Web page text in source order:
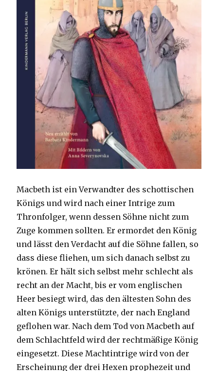
Macbeth ist ein Verwandter des schottischen
Königs und wird nach einer Intrige zum
Thronfolger, wenn dessen Söhne nicht zum
Zuge kommen sollten. Er ermordet den König
und lässt den Verdacht auf die Söhne fallen, so
dass diese fliehen, um sich danach selbst zu
krönen. Er hält sich selbst mehr schlecht als
recht an der Macht, bis er vom englischen
Heer besiegt wird, das den ältesten Sohn des
alten Königs unterstützte, der nach England
geflohen war. Nach dem Tod von Macbeth auf
dem Schlachtfeld wird der rechtmäßige König
eingesetzt. Diese Machtintrige wird von der
Erscheinung der drei Hexen prophezeit und